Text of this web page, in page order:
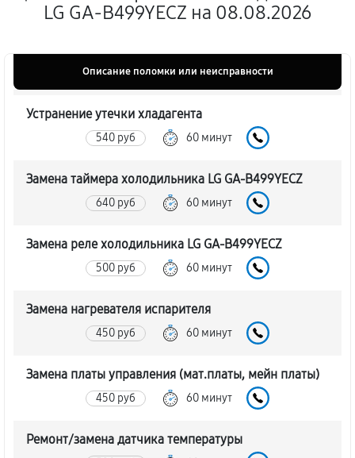
LG GA-B499YECZ на 08.08.2026
Описание поломки или неисправности
Устранение утечки хладагента
540 руб 60 минут
Замена таймера холодильника LG GA-B499YECZ
640 руб 60 минут
Замена реле холодильника LG GA-B499YECZ
500 руб 60 минут
Замена нагревателя испарителя
450 руб 60 минут
Замена платы управления (мат.платы, мейн платы)
450 руб 60 минут
Ремонт/замена датчика температуры